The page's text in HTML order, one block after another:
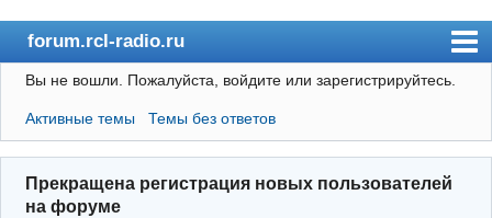
forum.rcl-radio.ru
rcl-radio.ru
Форум
Пользователи
Правила
Вы не вошли. Пожалуйста, войдите или зарегистрируйтесь.
Активные темы Темы без ответов
Прекращена регистрация новых пользователей
на форуме